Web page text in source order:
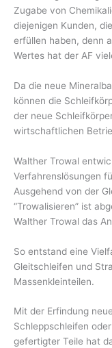
Zugabe von
diejenigen Kunden,
erfüllen haben, denn
Wertes hat der AF
Da die neue
können die
der neue
wirtschaftlichen
Walther Trowal
Verfahrenslösungen
Ausgehend von der
“Trowalisieren” ist
Walther Trowal das
So entstand eine
Gleitschleifen und
Massenkleinteilen.
Mit der Erfindung
Schleppschleifen
gefertigter Teile hat